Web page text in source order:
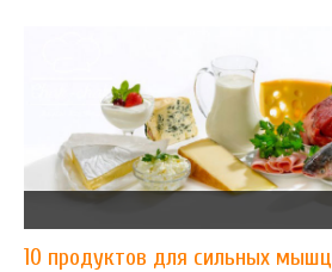
10 продуктов для сильных мышц